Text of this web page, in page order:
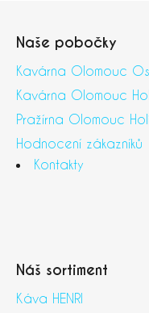
Naše pobočky
Kavárna Olomouc
Kavárna Olomouc
Pražírna Olomouc
Hodnocení zákazníků
Kontakty
Náš sortiment
Káva HENRI